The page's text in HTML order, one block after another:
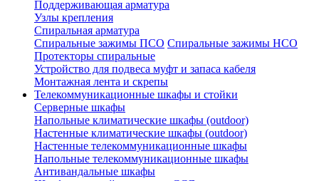
Поддерживающая арматура
Узлы крепления
Спиральная арматура
Спиральные зажимы ПСО Спиральные зажимы НСО
Протекторы спиральные
Устройство для подвеса муфт и запаса кабеля
Монтажная лента и скрепы
Телекоммуникационные шкафы и стойки
Серверные шкафы
Напольные климатические шкафы (outdoor)
Настенные климатические шкафы (outdoor)
Настенные телекоммуникационные шкафы
Напольные телекоммуникационные шкафы
Антивандальные шкафы